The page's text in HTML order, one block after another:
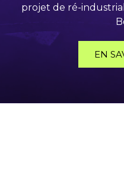
projet de ré-
EN